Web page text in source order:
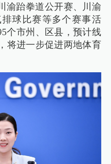
渝跆拳道公开赛、川渝
球比赛等多个赛事活
个市州、区县，预计线
将进一步促进两地体育